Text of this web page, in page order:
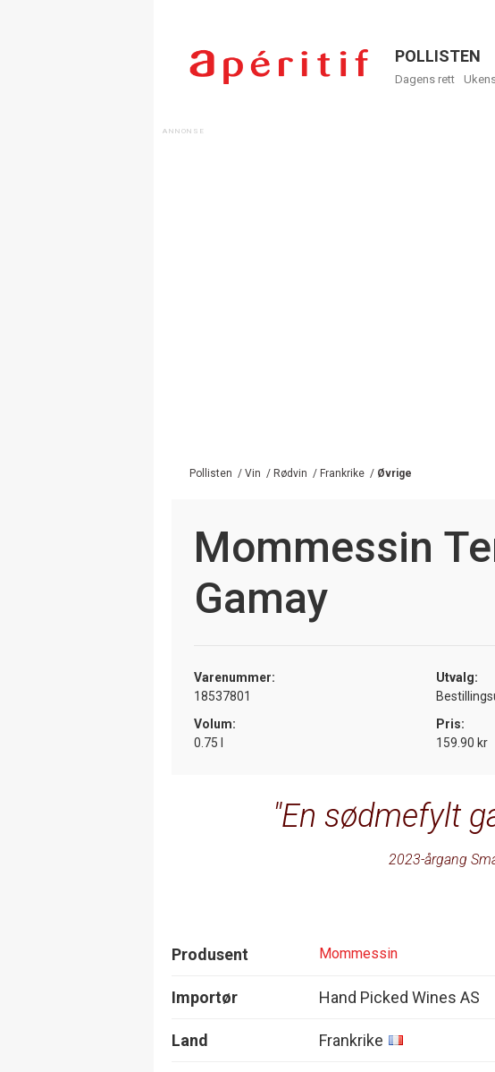
Menu
POLLISTEN
Dagens rett
Pollisten / Vin / Rødvin / Frankrike / Øvrige
Mommessin
Gamay
Varenummer:
18537801
Utvalg:
Volum:
0.75 l
Pris:
159.90 kr
En sødmefylt
2023-årgang
Produsent Mommessin
Importør Hand Picked Wines AS
Land Frankrike